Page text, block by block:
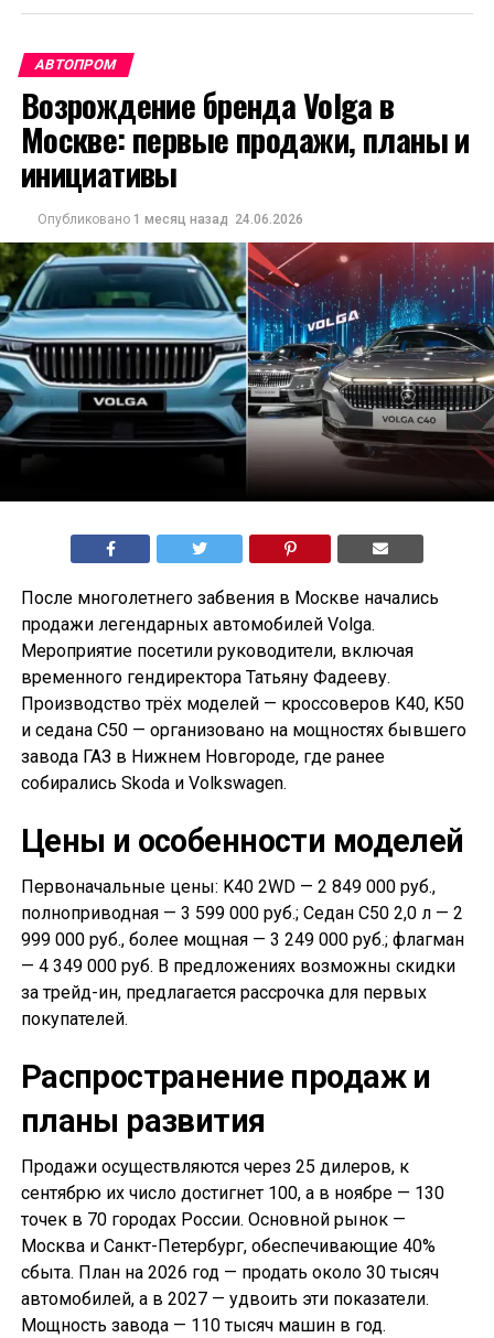
АВТОПРОМ
Возрождение бренда Volga в
Москве: первые продажи, планы и
инициативы
Опубликовано 1 месяц назад 24.06.2026
После многолетнего забвения в Москве начались
продажи легендарных автомобилей Volga.
Мероприятие посетили руководители, включая
временного гендиректора Татьяну Фадееву.
Производство трёх моделей — кроссоверов K40, K50
и седана С50 — организовано на мощностях бывшего
завода ГАЗ в Нижнем Новгороде, где ранее
собирались Skoda и Volkswagen.
Цены и особенности моделей
Первоначальные цены: K40 2WD — 2 849 000 руб.,
полноприводная — 3 599 000 руб.; Седан С50 2,0 л — 2
999 000 руб., более мощная — 3 249 000 руб.; флагман
— 4 349 000 руб. В предложениях возможны скидки
за трейд-ин, предлагается рассрочка для первых
покупателей.
Распространение продаж и
планы развития
Продажи осуществляются через 25 дилеров, к
сентябрю их число достигнет 100, а в ноябре — 130
точек в 70 городах России. Основной рынок —
Москва и Санкт-Петербург, обеспечивающие 40%
сбыта. План на 2026 год — продать около 30 тысяч
автомобилей, а в 2027 — удвоить эти показатели.
Мощность завода — 110 тысяч машин в год.